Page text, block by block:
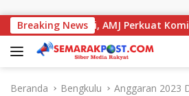
Breaking News
Kajati, AMJ Perkuat
Beranda Bengkulu
Anggaran 2023